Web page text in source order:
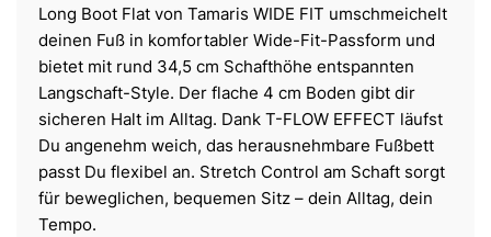
Long Boot Flat von Tamaris WIDE FIT umschmeichelt
deinen Fuß in komfortabler Wide-Fit-Passform und
bietet mit rund 34,5 cm Schafthöhe entspannten
Langschaft-Style. Der flache 4 cm Boden gibt dir
sicheren Halt im Alltag. Dank T-FLOW EFFECT läufst
Du angenehm weich, das herausnehmbare Fußbett
passt Du flexibel an. Stretch Control am Schaft sorgt
für beweglichen, bequemen Sitz – dein Alltag, dein
Tempo.